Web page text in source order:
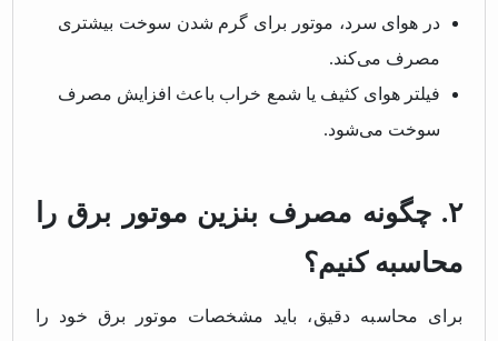
در هوای سرد، موتور برای گرم شدن سوخت بیشتری
مصرف می‌کند.
فیلتر هوای کثیف یا شمع خراب باعث افزایش مصرف
سوخت می‌شود.
۲. چگونه مصرف بنزین موتور برق را
محاسبه کنیم؟
برای محاسبه دقیق، باید مشخصات موتور برق خود را